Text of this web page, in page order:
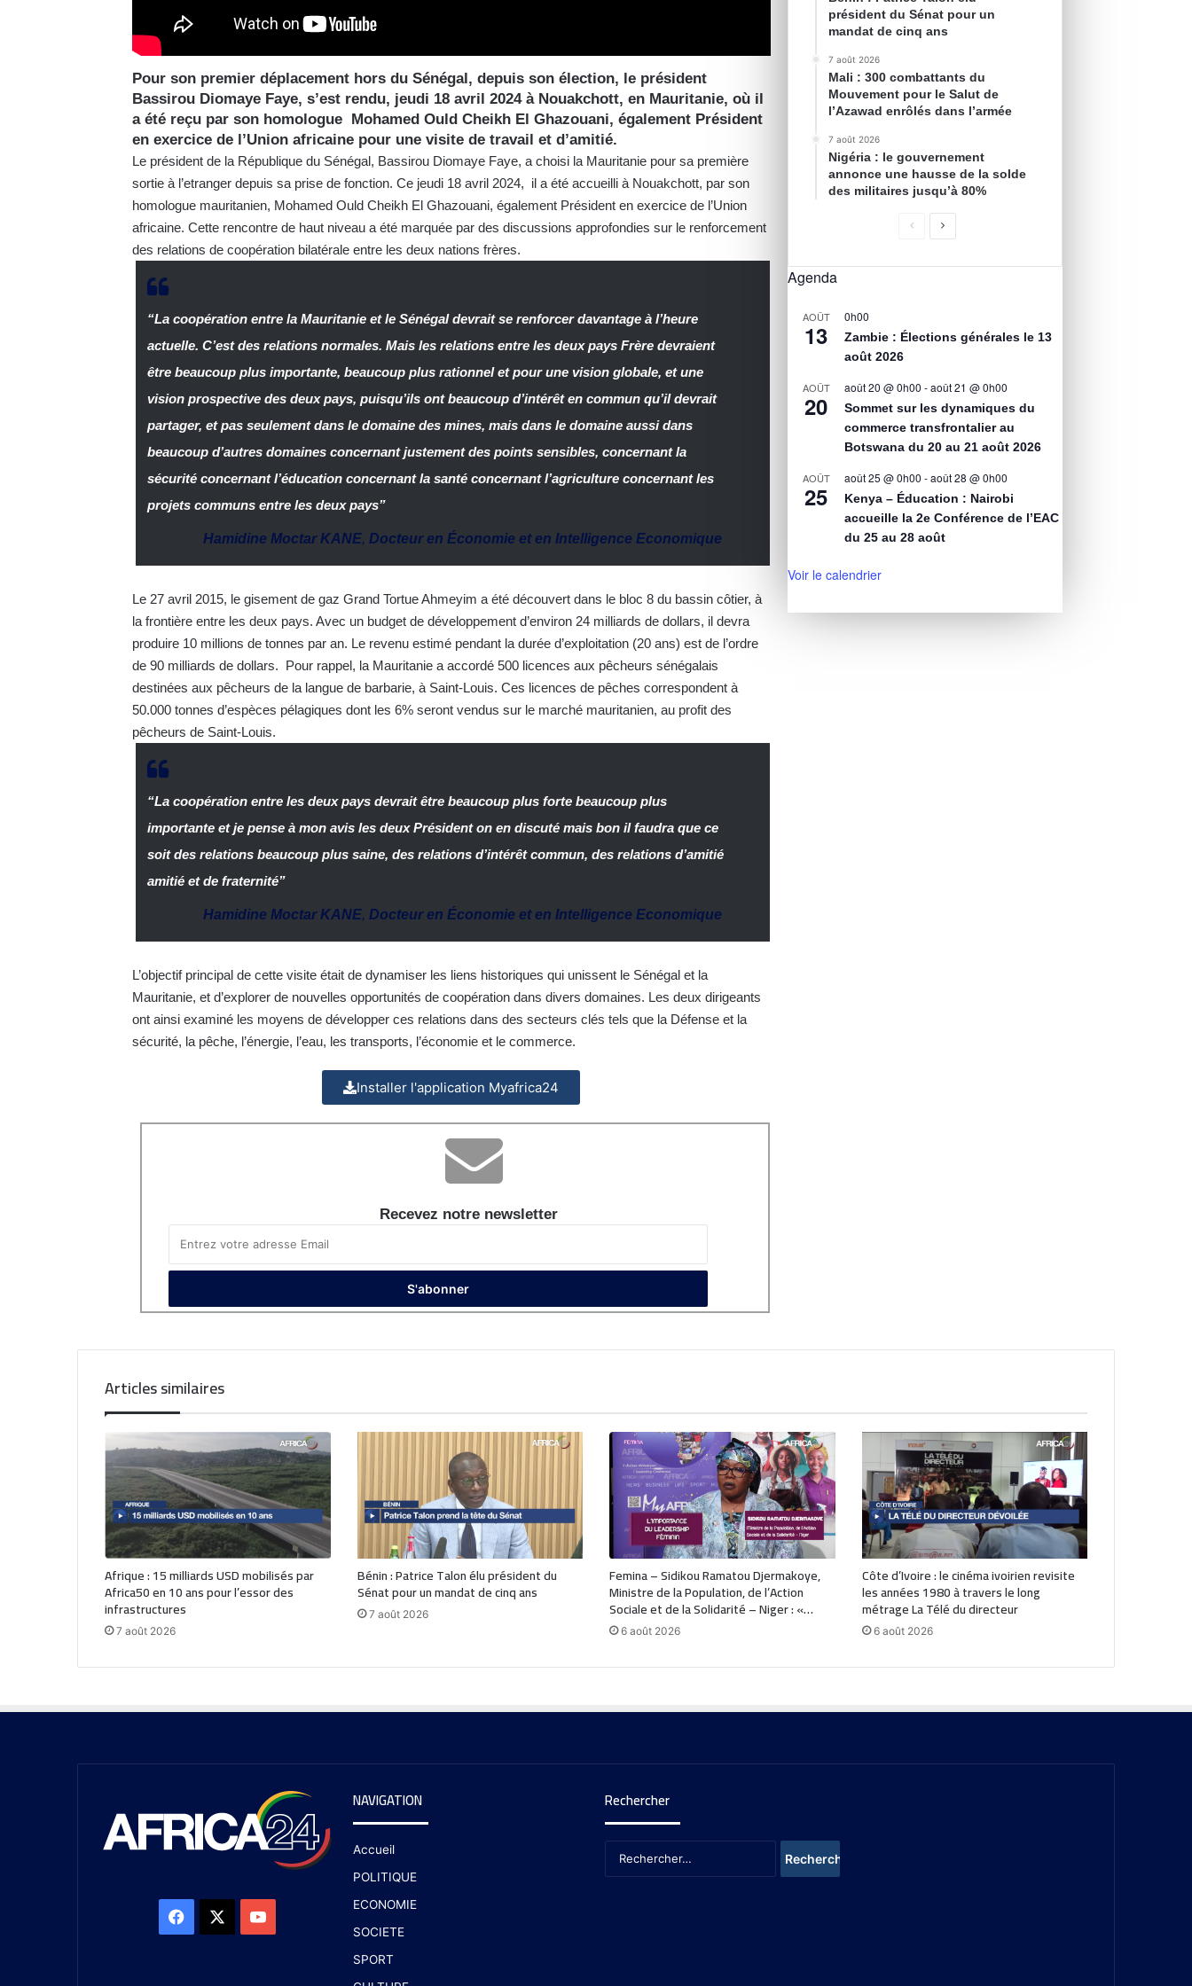
Pour son premier déplacement hors du Sénégal, depuis son élection, le président
Bassirou Diomaye Faye, s’est rendu, jeudi 18 avril 2024 à Nouakchott, en Mauritanie, où il
a été reçu par son homologue Mohamed Ould Cheikh El Ghazouani, également Président
en exercice de l’Union africaine pour une visite de travail et d’amitié.
Le président de la République du Sénégal, Bassirou Diomaye Faye, a choisi la Mauritanie pour sa première
sortie à l’etranger depuis sa prise de fonction. Ce jeudi 18 avril 2024, il a été accueilli à Nouakchott, par son
homologue mauritanien, Mohamed Ould Cheikh El Ghazouani, également Président en exercice de l’Union
africaine. Cette rencontre de haut niveau a été marquée par des discussions approfondies sur le renforcement
des relations de coopération bilatérale entre les deux nations frères.
“La coopération entre la Mauritanie et le Sénégal devrait se renforcer davantage à l’heure
actuelle. C’est des relations normales. Mais les relations entre les deux pays Frère devraient
être beaucoup plus importante, beaucoup plus rationnel et pour une vision globale, et une
vision prospective des deux pays, puisqu’ils ont beaucoup d’intérêt en commun qu’il devrait
partager, et pas seulement dans le domaine des mines, mais dans le domaine aussi dans
beaucoup d’autres domaines concernant justement des points sensibles, concernant la
sécurité concernant l’éducation concernant la santé concernant l’agriculture concernant les
projets communs entre les deux pays”
Hamidine Moctar KANE,Docteur en Économie et en Intelligence Economique
Le 27 avril 2015, le gisement de gaz Grand Tortue Ahmeyim a été découvert dans le bloc 8 du bassin côtier, à
la frontière entre les deux pays. Avec un budget de développement d’environ 24 milliards de dollars, il devra
produire 10 millions de tonnes par an. Le revenu estimé pendant la durée d’exploitation (20 ans) est de l’ordre
de 90 milliards de dollars. Pour rappel, la Mauritanie a accordé 500 licences aux pêcheurs sénégalais
destinées aux pêcheurs de la langue de barbarie, à Saint-Louis. Ces licences de pêches correspondent à
50.000 tonnes d’espèces pélagiques dont les 6% seront vendus sur le marché mauritanien, au profit des
pêcheurs de Saint-Louis.
“La coopération entre les deux pays devrait être beaucoup plus forte beaucoup plus
importante et je pense à mon avis les deux Président on en discuté mais bon il faudra que ce
soit des relations beaucoup plus saine, des relations d’intérêt commun, des relations d’amitié
amitié et de fraternité”
Hamidine Moctar KANE, Docteur en Économie et en Intelligence Economique
L’objectif principal de cette visite était de dynamiser les liens historiques qui unissent le Sénégal et la
Mauritanie, et d’explorer de nouvelles opportunités de coopération dans divers domaines. Les deux dirigeants
ont ainsi examiné les moyens de développer ces relations dans des secteurs clés tels que la Défense et la
sécurité, la pêche, l’énergie, l’eau, les transports, l’économie et le commerce.
Installer l'application Myafrica24
Recevez notre newsletter
président du Sénat pour un
mandat de cinq ans
7 août 2026
Mali : 300 combattants du
Mouvement pour le Salut de
l’Azawad enrôlés dans l’armée
7 août 2026
Nigéria : le gouvernement
annonce une hausse de la solde
des militaires jusqu’à 80%
Agenda
AOÛT
13
0h00
Zambie : Élections générales le 13
août 2026
AOÛT
20
août 20 @ 0h00 -août 21 @ 0h00
Sommet sur les dynamiques du
commerce transfrontalier au
Botswana du 20 au 21 août 2026
AOÛT
25
août 25 @ 0h00 -août 28 @ 0h00
Kenya – Éducation : Nairobi
accueille la 2e Conférence de l’EAC
du 25 au 28 août
Voir le calendrier
Articles similaires
Afrique : 15 milliards USD mobilisés par
Africa50 en 10 ans pour l’essor des
infrastructures
7 août 2026
Bénin : Patrice Talon élu président du
Sénat pour un mandat de cinq ans
7 août 2026
Femina – Sidikou Ramatou Djermakoye,
Ministre de la Population, de l’Action
Sociale et de la Solidarité – Niger : «…
6 août 2026
Côte d’Ivoire : le cinéma ivoirien revisite
les années 1980 à travers le long
métrage La Télé du directeur
6 août 2026
NAVIGATION
Accueil
POLITIQUE
ECONOMIE
SOCIETE
SPORT
Rechercher